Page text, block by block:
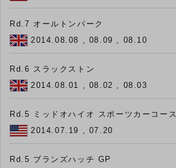
Rd.7 オールトンパーク
2014.08.08 , 08.09 , 08.10
Rd.6 スラックストン
2014.08.01 , 08.02 , 08.03
Rd.5 ミッドオハイオ スポーツカーコース
2014.07.19 , 07.20
Rd.5 ブランズハッチ GP